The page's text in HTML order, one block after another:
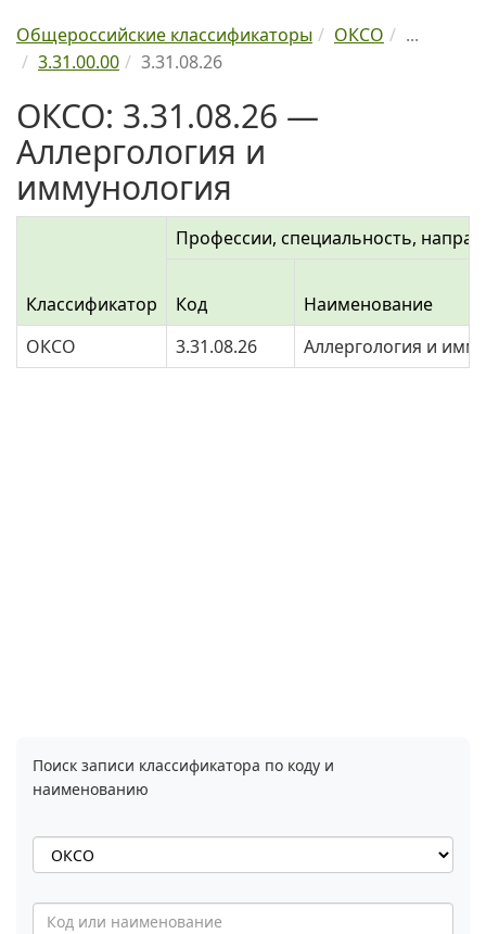
Общероссийские классификаторы ОКСО
...
3.31.00.00
3.31.08.26
ОКСО: 3.31.08.26 —
Аллергология и
иммунология
Классификатор
Профессии, специальность,
Код
Наименование
ОКСО
3.31.08.26 Аллергология и
Поиск записи классификатора по коду и
наименованию